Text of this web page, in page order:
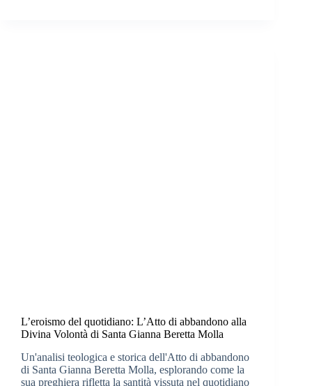
L’eroismo del quotidiano: L’Atto di abbandono alla
Divina Volontà di Santa Gianna Beretta Molla
Un'analisi teologica e storica dell'Atto di abbandono
di Santa Gianna Beretta Molla, esplorando come la
sua preghiera rifletta la santità vissuta nel quotidiano